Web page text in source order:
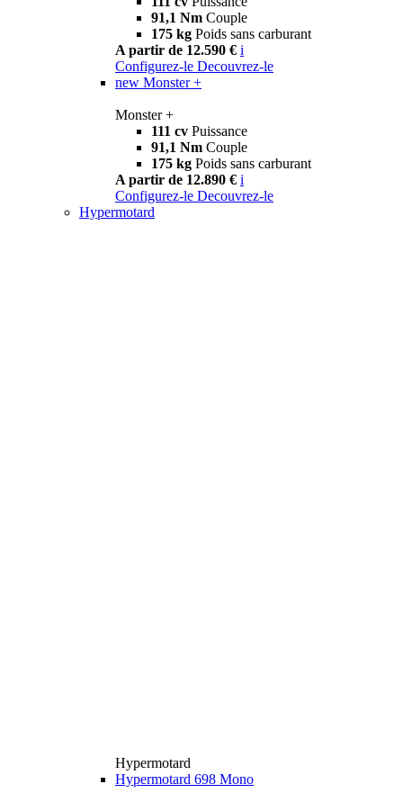
91,1 Nm Couple
175 kg Poids sans carburant
A partir de 12.590 € i
Configurez-le Decouvrez-le
new Monster +
Monster +
111 cv Puissance
91,1 Nm Couple
175 kg Poids sans carburant
A partir de 12.890 € i
Configurez-le Decouvrez-le
Hypermotard
Hypermotard
Hypermotard 698 Mono